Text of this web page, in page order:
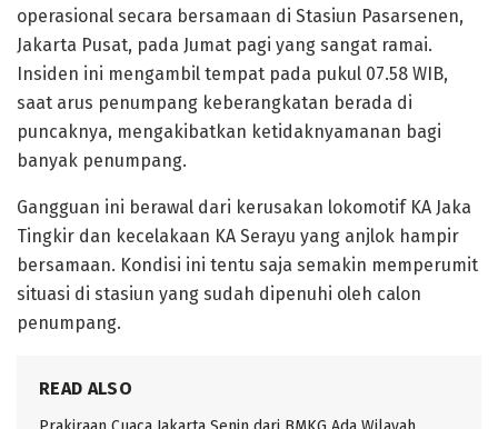
operasional secara bersamaan di Stasiun Pasarsenen,
Jakarta Pusat, pada Jumat pagi yang sangat ramai.
Insiden ini mengambil tempat pada pukul 07.58 WIB,
saat arus penumpang keberangkatan berada di
puncaknya, mengakibatkan ketidaknyamanan bagi
banyak penumpang.
Gangguan ini berawal dari kerusakan lokomotif KA Jaka
Tingkir dan kecelakaan KA Serayu yang anjlok hampir
bersamaan. Kondisi ini tentu saja semakin memperumit
situasi di stasiun yang sudah dipenuhi oleh calon
penumpang.
READ ALSO